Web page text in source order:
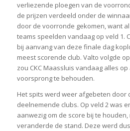
verliezende ploegen van de
de prijzen verdeeld onder de
door de voorronde gekomen, want
teams speelden vandaag op veld 1.
bij aanvang van deze finale dag
meest scorende club. Valto volgde
zou CKC Maassluis vandaag alles
voorsprong te behouden.
Het spits werd weer afgebeten door
deelnemende clubs. Op veld 2 was
aanwezig om de score bij te
veranderde de stand. Deze werd